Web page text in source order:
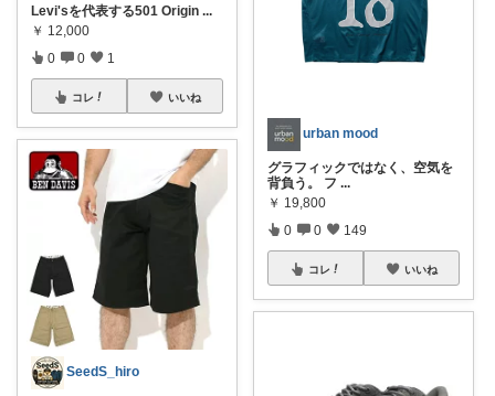
Levi'sを代表する501 Origin ...
￥ 12,000
0 0 1
コレ いいね
SeedS_hiro
urban mood
グラフィックではなく、空気を
背負う。 フ ...
￥ 19,800
0 0 149
コレ いいね